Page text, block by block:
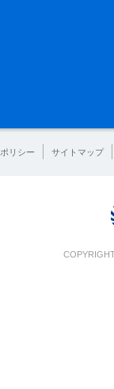
リシー サイトマップ